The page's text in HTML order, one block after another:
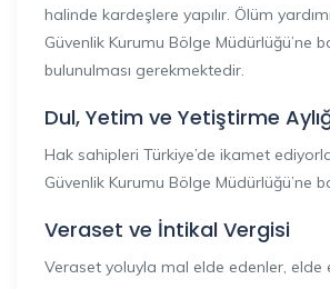
halinde kardeşlere yapılır. Ölüm
Güvenlik Kurumu Bölge Müdürlüğü’ne
bulunulması gerekmektedir.
Dul, Yetim ve Yetiştirme
Hak sahipleri Türkiye’de ikamet
Güvenlik Kurumu Bölge Müdürlüğü’ne
Veraset ve İntikal Vergisi
Veraset yoluyla mal elde edenler, elde